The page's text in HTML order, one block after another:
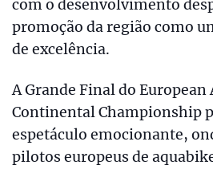
com o desenvolvimento
promoção da região como
de excelência.
A Grande Final do European
Continental Championship
espetáculo emocionante,
pilotos europeus de